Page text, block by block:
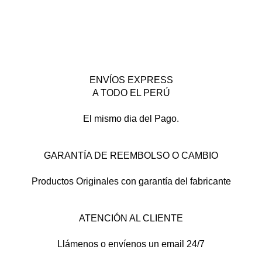
ENVÍOS EXPRESS
A TODO EL PERÚ
El mismo dia del Pago.
GARANTÍA DE REEMBOLSO O CAMBIO
Productos Originales con garantía del fabricante
ATENCIÓN AL CLIENTE
Llámenos o envíenos un email 24/7